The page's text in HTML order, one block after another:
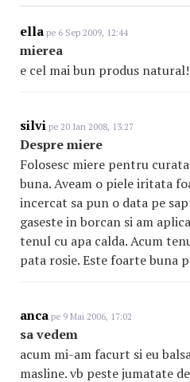
ella pe 6 Sep 2009, 12:44
mierea
e cel mai bun produs
silvi pe 20 Ian 2008, 13:27
Despre miere
Folosesc miere pentru
buna. Aveam o piele iritata
incercat sa pun o data pe
gaseste in borcan si am
tenul cu apa calda. Acum
pata rosie. Este foarte buna
anca pe 9 Mai 2006, 17:02
sa vedem
acum mi-am facurt si eu
masline. vb peste jumatate